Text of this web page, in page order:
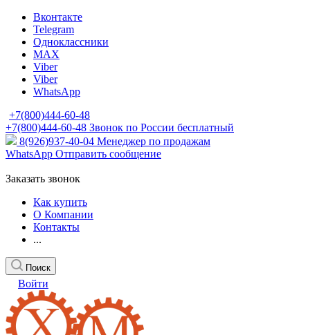
Вконтакте
Telegram
Одноклассники
MAX
Viber
Viber
WhatsApp
+7(800)444-60-48
+7(800)444-60-48 Звонок по России бесплатный
8(926)937-40-04 Менеджер по продажам
WhatsApp Отправить сообщение
Заказать звонок
Как купить
О Компании
Контакты
...
Поиск
Войти